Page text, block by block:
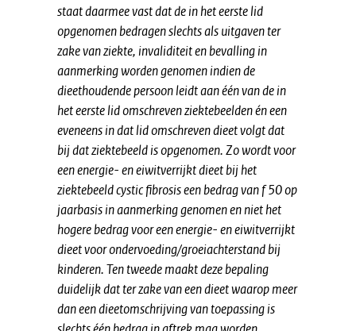
staat daarmee vast dat de in het eerste lid
opgenomen bedragen slechts als uitgaven ter
zake van ziekte, invaliditeit en bevalling in
aanmerking worden genomen indien de
dieethoudende persoon leidt aan één van de in
het eerste lid omschreven ziektebeelden én een
eveneens in dat lid omschreven dieet volgt dat
bij dat ziektebeeld is opgenomen. Zo wordt voor
een energie- en eiwitverrijkt dieet bij het
ziektebeeld cystic fibrosis een bedrag van f 50 op
jaarbasis in aanmerking genomen en niet het
hogere bedrag voor een energie- en eiwitverrijkt
dieet voor ondervoeding/groeiachterstand bij
kinderen. Ten tweede maakt deze bepaling
duidelijk dat ter zake van een dieet waarop meer
dan een dieetomschrijving van toepassing is